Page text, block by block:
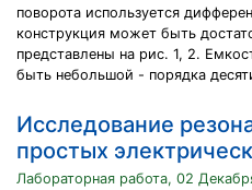
поворота используется
конструкция может быть
представлены на рис. 1, 2.
быть небольшой - порядка
Исследование
простых
Лабораторная работа, 02